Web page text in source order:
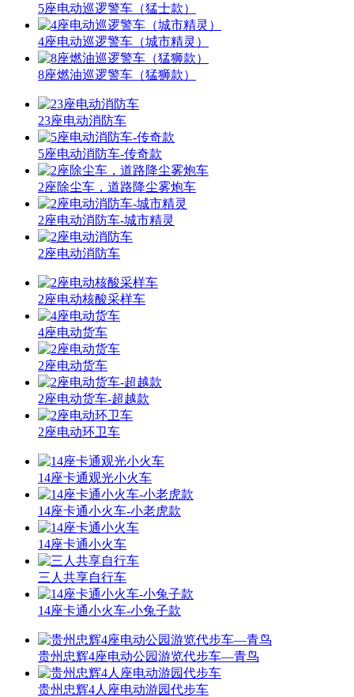
5座电动巡逻警车（猛士款）
4座电动巡逻警车（城市精灵）
8座燃油巡逻警车（猛狮款）
23座电动消防车
5座电动消防车-传奇款
2座除尘车，道路降尘雾炮车
2座电动消防车-城市精灵
2座电动消防车
2座电动核酸采样车
4座电动货车
2座电动货车
2座电动货车-超越款
2座电动环卫车
14座卡通观光小火车
14座卡通小火车-小老虎款
14座卡通小火车
三人共享自行车
14座卡通小火车-小兔子款
贵州忠辉4座电动公园游览代步车—青鸟
贵州忠辉4人座电动游园代步车